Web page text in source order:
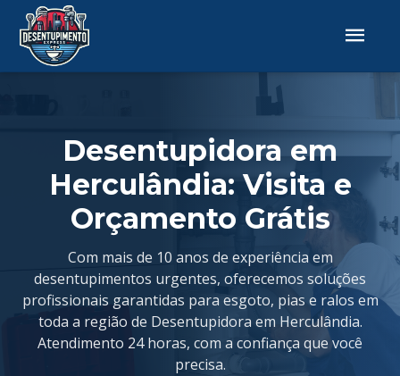
Desentupidora em
Herculândia: Visita e
Orçamento Grátis
Com mais de 10 anos de experiência em
desentupimentos urgentes, oferecemos soluções
profissionais garantidas para esgoto, pias e ralos em
toda a região de Desentupidora em Herculândia.
Atendimento 24 horas, com a confiança que você
precisa.